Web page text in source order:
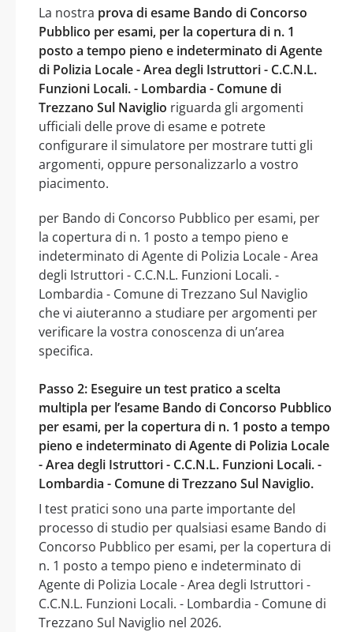
La nostra prova di esame Bando di Concorso
Pubblico per esami, per la copertura di n. 1
posto a tempo pieno e indeterminato di Agente
di Polizia Locale - Area degli Istruttori - C.C.N.L.
Funzioni Locali. - Lombardia - Comune di
Trezzano Sul Naviglio riguarda gli argomenti
ufficiali delle prove di esame e potrete
configurare il simulatore per mostrare tutti gli
argomenti, oppure personalizzarlo a vostro
piacimento.
per Bando di Concorso Pubblico per esami, per
la copertura di n. 1 posto a tempo pieno e
indeterminato di Agente di Polizia Locale - Area
degli Istruttori - C.C.N.L. Funzioni Locali. -
Lombardia - Comune di Trezzano Sul Naviglio
che vi aiuteranno a studiare per argomenti per
verificare la vostra conoscenza di un’area
specifica.
Passo 2: Eseguire un test pratico a scelta
multipla per l’esame Bando di Concorso Pubblico
per esami, per la copertura di n. 1 posto a tempo
pieno e indeterminato di Agente di Polizia Locale
- Area degli Istruttori - C.C.N.L. Funzioni Locali. -
Lombardia - Comune di Trezzano Sul Naviglio.
I test pratici sono una parte importante del
processo di studio per qualsiasi esame Bando di
Concorso Pubblico per esami, per la copertura di
n. 1 posto a tempo pieno e indeterminato di
Agente di Polizia Locale - Area degli Istruttori -
C.C.N.L. Funzioni Locali. - Lombardia - Comune di
Trezzano Sul Naviglio nel 2026.